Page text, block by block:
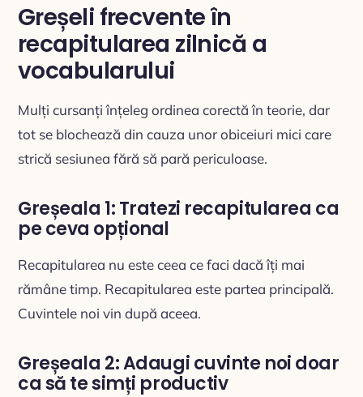
Greșeli frecvente în
recapitularea zilnică a
vocabularului
Mulți cursanți înțeleg ordinea corectă în teorie, dar
tot se blochează din cauza unor obiceiuri mici care
strică sesiunea fără să pară periculoase.
Greșeala 1: Tratezi recapitularea ca
pe ceva opțional
Recapitularea nu este ceea ce faci dacă îți mai
rămâne timp. Recapitularea este partea principală.
Cuvintele noi vin după aceea.
Greșeala 2: Adaugi cuvinte noi doar
ca să te simți productiv